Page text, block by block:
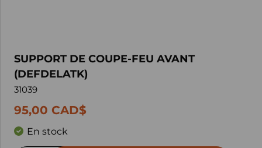
SUPPORT DE COUPE-FEU AVANT
(DEFDELATK)
31039
95,00 CAD$
En stock